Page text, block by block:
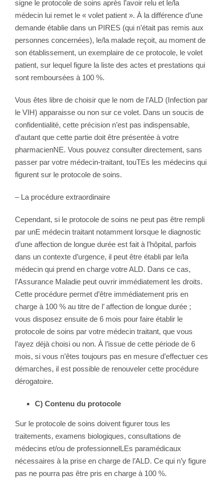
signe le protocole de soins après l’avoir relu et le/la
médecin lui remet le « volet patient ». À la différence d’une
demande établie dans un PIRES (qui n’était pas remis aux
personnes concernées), le/la malade reçoit, au moment de
son établissement, un exemplaire de ce protocole, le volet
patient, sur lequel figure la liste des actes et prestations qui
sont remboursées à 100 %.
Vous êtes libre de choisir que le nom de l’ALD (Infection par
le VIH) apparaisse ou non sur ce volet. Dans un soucis de
confidentialité, cette précision n’est pas indispensable,
d’autant que cette partie doit être présentée à votre
pharmacienNE. Vous pouvez consulter directement, sans
passer par votre médecin-traitant, touTEs les médecins qui
figurent sur le protocole de soins.
– La procédure extraordinaire
Cependant, si le protocole de soins ne peut pas être rempli
par unE médecin traitant notamment lorsque le diagnostic
d’une affection de longue durée est fait à l’hôpital, parfois
dans un contexte d’urgence, il peut être établi par le/la
médecin qui prend en charge votre ALD. Dans ce cas,
l’Assurance Maladie peut ouvrir immédiatement les droits.
Cette procédure permet d’être immédiatement pris en
charge à 100 % au titre de l’ affection de longue durée ;
vous disposez ensuite de 6 mois pour faire établir le
protocole de soins par votre médecin traitant, que vous
l’ayez déjà choisi ou non. À l’issue de cette période de 6
mois, si vous n’êtes toujours pas en mesure d’effectuer ces
démarches, il est possible de renouveler cette procédure
dérogatoire.
C) Contenu du protocole
Sur le protocole de soins doivent figurer tous les
traitements, examens biologiques, consultations de
médecins et/ou de professionnelLEs paramédicaux
nécessaires à la prise en charge de l’ALD. Ce qui n’y figure
pas ne pourra pas être pris en charge à 100 %.